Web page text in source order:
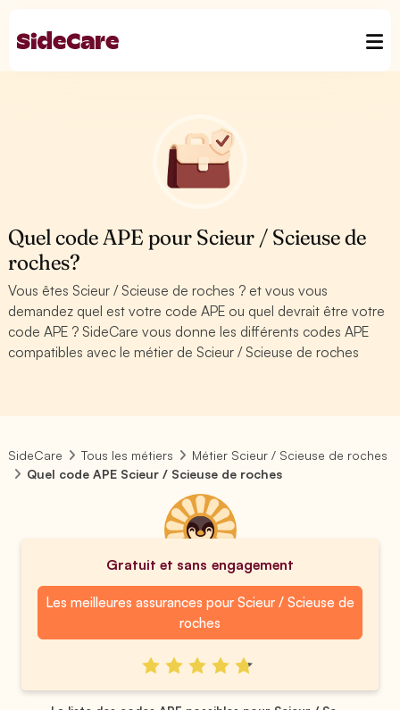
Quel code APE pour Scieur / Scieuse de
roches?
Vous êtes Scieur / Scieuse de roches ? et vous vous
demandez quel est votre code APE ou quel devrait être votre
code APE ? SideCare vous donne les différents codes APE
compatibles avec le métier de Scieur / Scieuse de roches
SideCare Tous les métiers
Métier Scieur / Scieuse de roches
Quel code APE Scieur / Scieuse de roches
Gratuit et sans engagement
Les meilleures assurances pour Scieur / Scieuse de
roches